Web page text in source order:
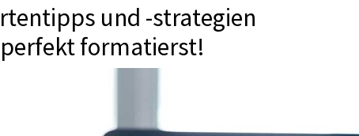
und -strategien
formatierst!